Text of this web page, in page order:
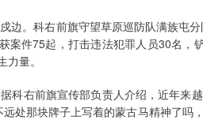
边。科右前旗守望草原巡防队满族屯
案件75起，打击违法犯罪人员30名，
力量。
科右前旗宣传部负责人介绍，近年来
处那块牌子上写着的蒙古马精神了